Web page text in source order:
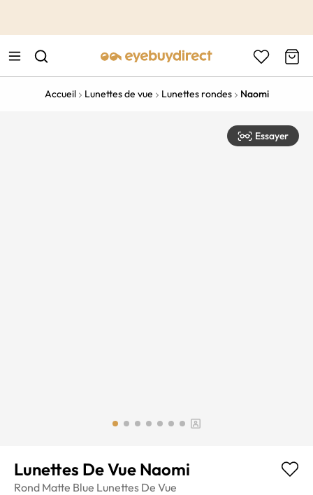
Accueil Lunettes de vue Lunettes rondes Naomi
Essayer
Lunettes De Vue Naomi
Rond Matte Blue Lunettes De Vue